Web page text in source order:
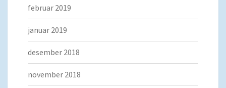
februar 2019
januar 2019
desember 2018
november 2018